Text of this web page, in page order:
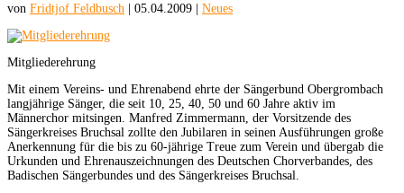
von Fridtjof Feldbusch 05.04.2009 Neues
Mitgliederehrung
Mit einem Vereins- und Ehrenabend ehrte der Sängerbund Obergrombach
langjährige Sänger, die seit 10, 25, 40, 50 und 60 Jahre aktiv im
Männerchor mitsingen. Manfred Zimmermann, der Vorsitzende des
Sängerkreises Bruchsal zollte den Jubilaren in seinen Ausführungen große
Anerkennung für die bis zu 60-jährige Treue zum Verein und übergab die
Urkunden und Ehrenauszeichnungen des Deutschen Chorverbandes, des
Badischen Sängerbundes und des Sängerkreises Bruchsal.